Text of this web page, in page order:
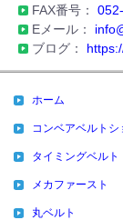
FAX番号：
Eメール：
ブログ：
ホーム
コンベアベルトシ
タイミングベルト
メカファースト
丸ベルト